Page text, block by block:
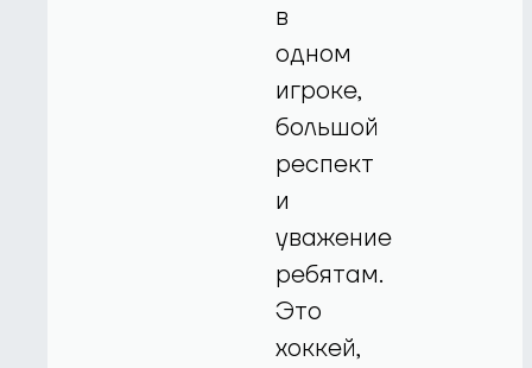
в
одном
игроке,
большой
респект
и
уважение
ребятам.
Это
хоккей,